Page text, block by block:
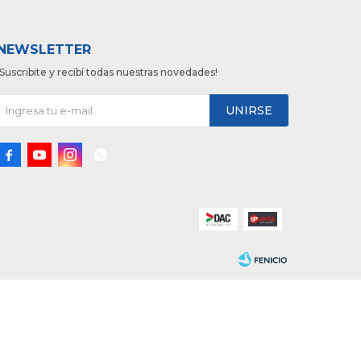
y recibí todas nuestras novedades!
UNIRSE
  